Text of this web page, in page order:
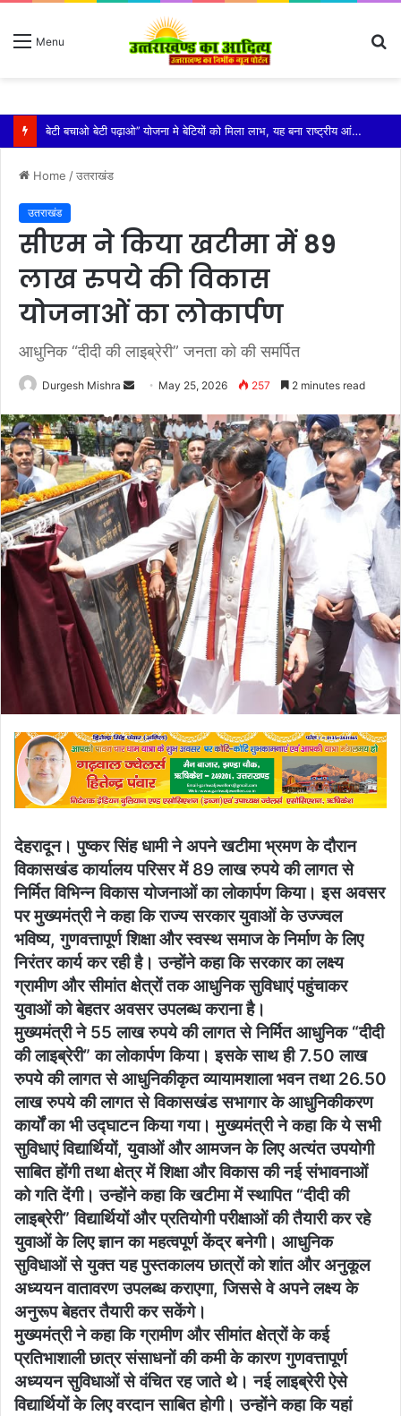
Menu
विशिष्ट पहचान बना रही है आदि कैलाश परिक्रमा: महाराज
Home /उतराखंड
उतराखंड
सीएम ने किया खटीमा में 89
लाख रुपये की विकास
योजनाओं का लोकार्पण
आधुनिक “दीदी की लाइब्रेरी” जनता को की समर्पित
Durgesh Mishra
Send
email
May 25, 2026 257 2 minutes read
देहरादून। पुष्कर सिंह धामी ने अपने खटीमा भ्रमण के दौरान
विकासखंड कार्यालय परिसर में 89 लाख रुपये की लागत से
निर्मित विभिन्न विकास योजनाओं का लोकार्पण किया। इस अवसर
पर मुख्यमंत्री ने कहा कि राज्य सरकार युवाओं के उज्ज्वल
भविष्य, गुणवत्तापूर्ण शिक्षा और स्वस्थ समाज के निर्माण के लिए
निरंतर कार्य कर रही है। उन्होंने कहा कि सरकार का लक्ष्य
ग्रामीण और सीमांत क्षेत्रों तक आधुनिक सुविधाएं पहुंचाकर
युवाओं को बेहतर अवसर उपलब्ध कराना है।
मुख्यमंत्री ने 55 लाख रुपये की लागत से निर्मित आधुनिक “दीदी
की लाइब्रेरी” का लोकार्पण किया। इसके साथ ही 7.50 लाख
रुपये की लागत से आधुनिकीकृत व्यायामशाला भवन तथा 26.50
लाख रुपये की लागत से विकासखंड सभागार के आधुनिकीकरण
कार्यों का भी उद्घाटन किया गया। मुख्यमंत्री ने कहा कि ये सभी
सुविधाएं विद्यार्थियों, युवाओं और आमजन के लिए अत्यंत उपयोगी
साबित होंगी तथा क्षेत्र में शिक्षा और विकास की नई संभावनाओं
को गति देंगी। उन्होंने कहा कि खटीमा में स्थापित “दीदी की
लाइब्रेरी” विद्यार्थियों और प्रतियोगी परीक्षाओं की तैयारी कर रहे
युवाओं के लिए ज्ञान का महत्वपूर्ण केंद्र बनेगी। आधुनिक
सुविधाओं से युक्त यह पुस्तकालय छात्रों को शांत और अनुकूल
अध्ययन वातावरण उपलब्ध कराएगा, जिससे वे अपने लक्ष्य के
अनुरूप बेहतर तैयारी कर सकेंगे।
मुख्यमंत्री ने कहा कि ग्रामीण और सीमांत क्षेत्रों के कई
प्रतिभाशाली छात्र संसाधनों की कमी के कारण गुणवत्तापूर्ण
अध्ययन सुविधाओं से वंचित रह जाते थे। नई लाइब्रेरी ऐसे
विद्यार्थियों के लिए वरदान साबित होगी। उन्होंने कहा कि यहां